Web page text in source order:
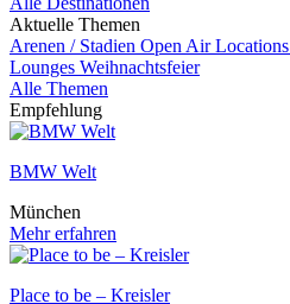
Aktuelle Themen
Arenen / Stadien Open Air Locations
Lounges Weihnachtsfeier
Alle Themen
Empfehlung
BMW Welt
München
Mehr erfahren
Place to be – Kreisler